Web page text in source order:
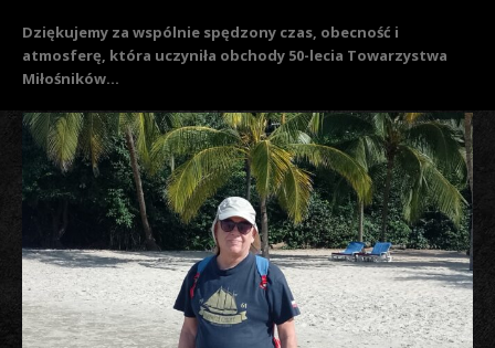
Dziękujemy za wspólnie spędzony czas, obecność i
atmosferę, która uczyniła obchody 50-lecia Towarzystwa
Miłośników...